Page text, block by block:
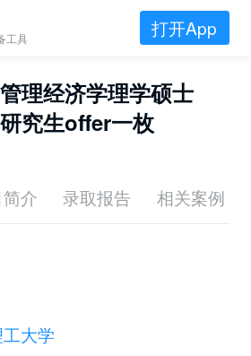
工具 打开App
理经济学理学硕士
研究生offer一枚
介 录取报告 相关案例
大学